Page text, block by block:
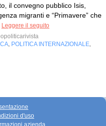
il convegno pubblico Isis,
migranti e “Primavere” che
Leggere il seguito
POLITICA INTERNAZIONALE
d'uso
azienda